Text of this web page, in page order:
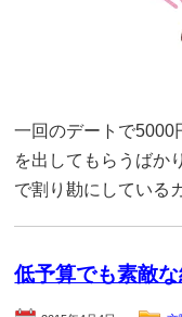
一回のデートで5000
を出してもらうばか
で割り勘にしている
低予算でも素敵